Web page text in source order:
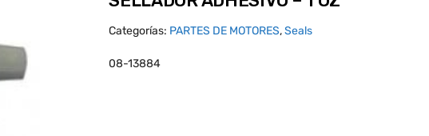
Categorías: PARTES DE MOTORES,Seals
08-13884